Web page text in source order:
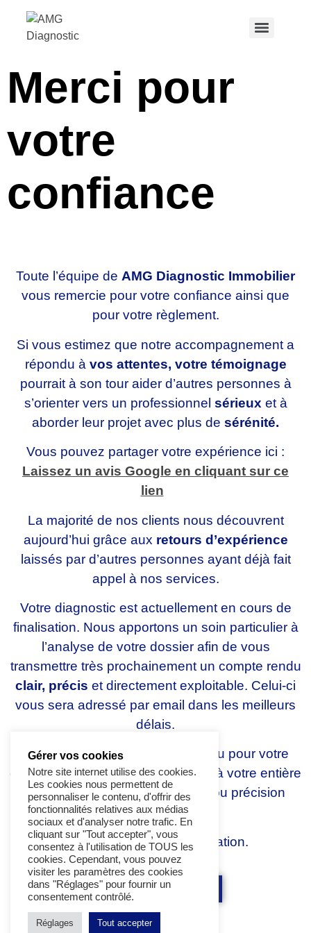
Merci pour
votre
confiance
Toute l’équipe de AMG Diagnostic Immobilier
vous remercie pour votre confiance ainsi que
pour votre règlement.
Si vous estimez que notre accompagnement a
répondu à vos attentes, votre témoignage
pourrait à son tour aider d’autres personnes à
s’orienter vers un professionnel sérieux et à
aborder leur projet avec plus de sérénité.
Vous pouvez partager votre expérience ici :
Laissez un avis Google en cliquant sur ce
lien
La majorité de nos clients nous découvrent
aujourd’hui grâce aux retours d’expérience
laissés par d’autres personnes ayant déjà fait
appel à nos services.
Votre diagnostic est actuellement en cours de
finalisation. Nous apportons un soin particulier à
l’analyse de votre dossier afin de vous
transmettre très prochainement un compte rendu
clair, précis et directement exploitable. Celui-ci
vous sera adressé par email dans les meilleurs
délais.
Nous vous remercions à nouveau pour votre
confiance et restons bien entendu à votre entière
disposition pour toute question ou précision
complémentaire.
Avec toute notre considération.
Retourner à l'accueil
Gérer vos cookies
Notre site internet utilise des cookies.
Les cookies nous permettent de
personnaliser le contenu, d'offrir des
fonctionnalités relatives aux médias
sociaux et d'analyser notre trafic. En
cliquant sur "Tout accepter", vous
consentez à l'utilisation de TOUS les
cookies. Cependant, vous pouvez
visiter les paramètres des cookies
dans "Réglages" pour fournir un
consentement contrôlé.
Réglages Tout accepter